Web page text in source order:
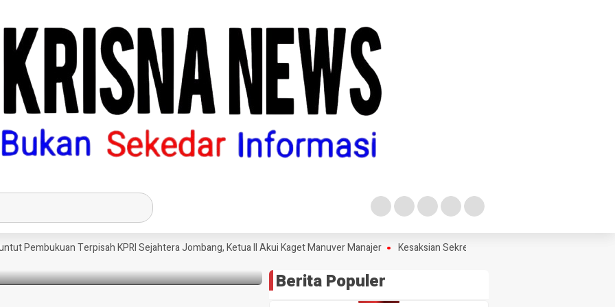
Terpisah KPRI Sejahtera Jombang, Ketua II Akui Kaget Manuver Manajer Kesaksian Sekretaris KPRI Sejahtera Jombang Sebut
Beberkan Mekanisme Organisasi dan Ada
Pengurus
Berita Populer